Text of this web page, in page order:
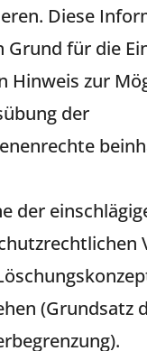
Diese
Grund für die
Hinweis zur
der
der
(Grundsatz